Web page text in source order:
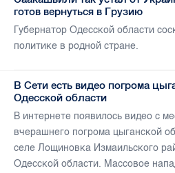
готов вернуться в Грузию
Губернатор Одесской области
политике в родной стране.
В Сети есть видео погрома
Одесской области
В интернете появилось видео с
вчерашнего погрома цыганской
селе Лощиновка Измаильского
Одесской области. Массовое